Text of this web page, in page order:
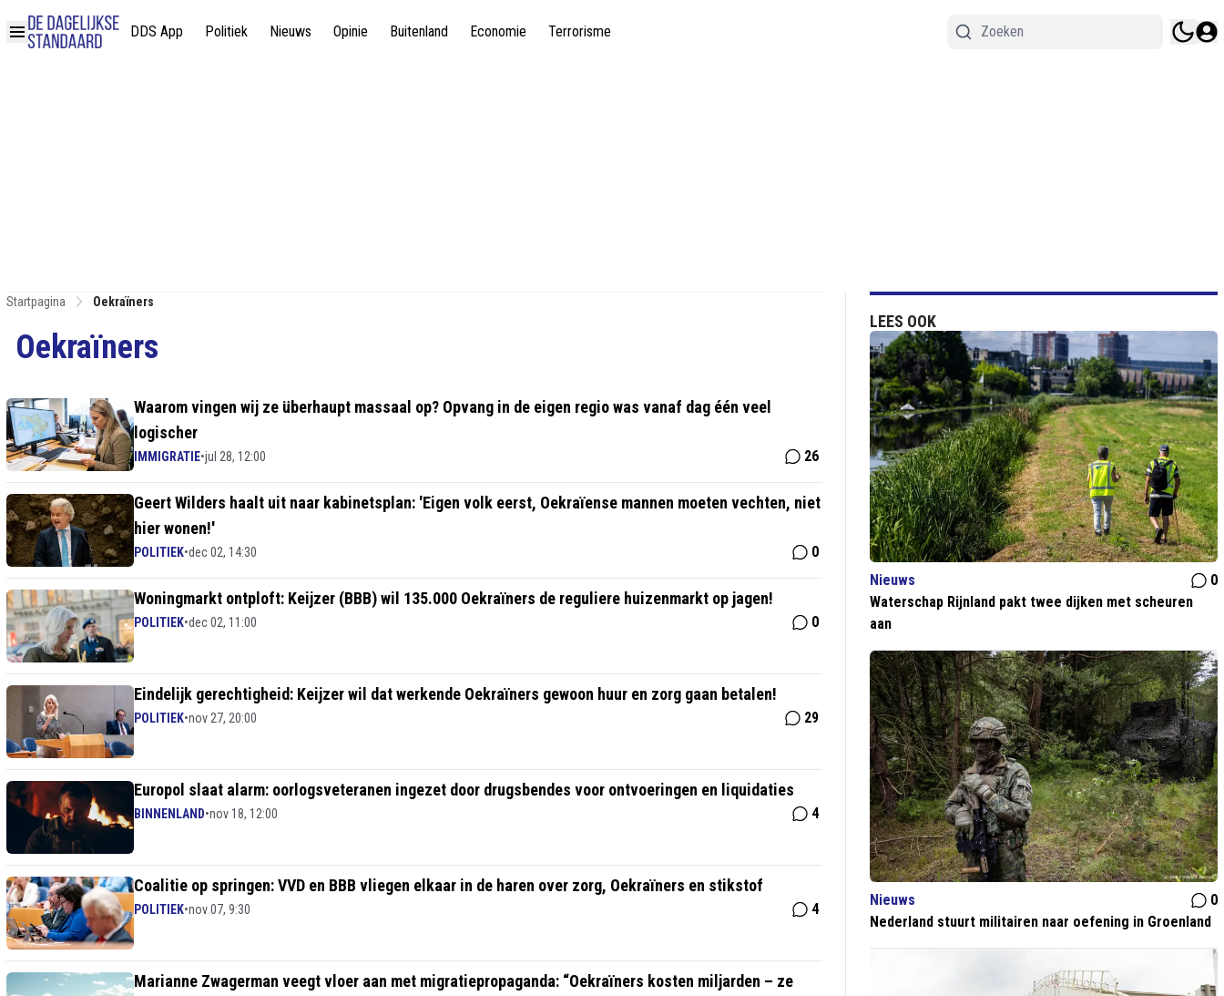
DDS App Politiek Nieuws Opinie Buitenland Economie Terrorisme
Startpagina Oekraïners
Oekraïners
Waarom vingen wij ze überhaupt massaal op? Opvang in de eigen regio was vanaf dag één veel
logischer
IMMIGRATIE•jul 28, 12:00 26
Geert Wilders haalt uit naar kabinetsplan: 'Eigen volk eerst, Oekraïense mannen moeten vechten, niet
hier wonen!'
POLITIEK•dec 02, 14:30 0
Woningmarkt ontploft: Keijzer (BBB) wil 135.000 Oekraïners de reguliere huizenmarkt op jagen!
POLITIEK•dec 02, 11:00 0
Eindelijk gerechtigheid: Keijzer wil dat werkende Oekraïners gewoon huur en zorg gaan betalen!
POLITIEK•nov 27, 20:00 29
Europol slaat alarm: oorlogsveteranen ingezet door drugsbendes voor ontvoeringen en liquidaties
BINNENLAND•nov 18, 12:00 4
Coalitie op springen: VVD en BBB vliegen elkaar in de haren over zorg, Oekraïners en stikstof
POLITIEK•nov 07, 9:30 4
Marianne Zwagerman veegt vloer aan met migratiepropaganda: “Oekraïners kosten miljarden – ze
LEES OOK
Nieuws
0
Waterschap Rijnland pakt twee dijken met scheuren
aan
Nieuws
0
Nederland stuurt militairen naar oefening in Groenland